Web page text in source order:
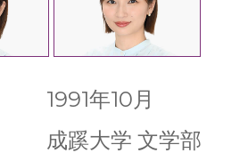
1991年10月
成蹊大学 文学部